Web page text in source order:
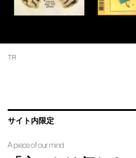
TR
サイト内限定
A piece of our mind